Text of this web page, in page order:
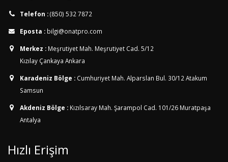
Telefon :(850) 532 7872
Eposta : bilgi@onatpro.com
Merkez : Meşrutiyet Mah. Meşrutiyet Cad. 5/12
Kızılay Çankaya Ankara
Karadeniz Bölge : Cumhuriyet Mah. Alparslan Bul. 30/12 Atakum
Samsun
Akdeniz Bölge : Kızılsaray Mah. Şarampol Cad. 101/26 Muratpaşa
Antalya
Hızlı Erişim